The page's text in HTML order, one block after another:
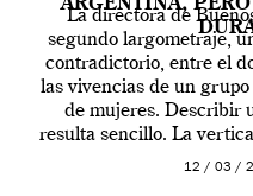
ARGENTINA,
La directora de
segundo largometraje,
contradictorio, entre el
las vivencias de un
de mujeres. Describir
resulta sencillo. La
la
12 / 03 /